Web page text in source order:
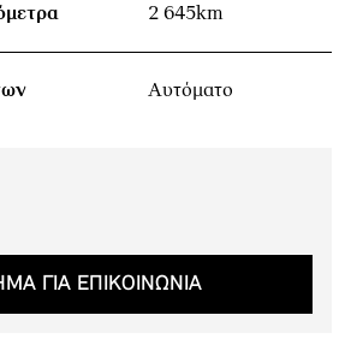
2 645km
Αυτόματο
ΓΙΑ ΕΠΙΚΟΙΝΩΝΙΑ